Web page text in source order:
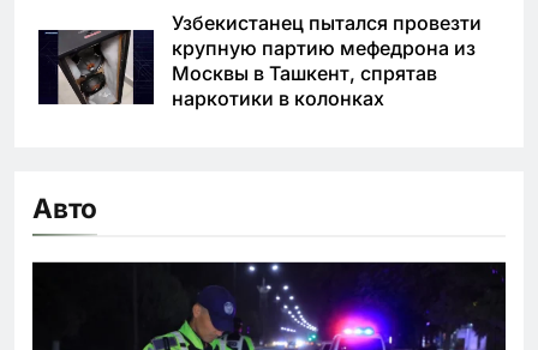
Узбекистанец пытался провезти
крупную партию мефедрона из
Москвы в Ташкент, спрятав
наркотики в колонках
Авто